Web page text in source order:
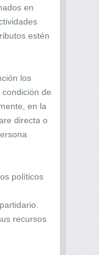
en
estén
los
de
en la
directa o
políticos
recursos